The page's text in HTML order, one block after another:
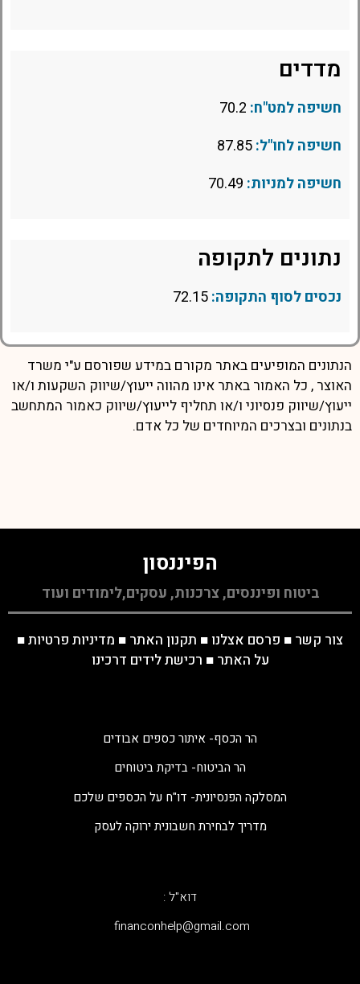
מדדים
חשיפה למט"ח:
חשיפה לחו"ל:
חשיפה למניות:
נתונים לתקופה
נכסים לסוף התקופה:
הנתונים המופיעים באתר מקורם במידע שפורסם ע"י משרד
האוצר , כל האמור באתר אינו מהווה ייעוץ/שיווק השקעות ו/או
ייעוץ/שיווק פנסיוני ו/או תחליף לייעוץ/שיווק כאמור המתחשב
בנתונים ובצרכים המיוחדים של כל אדם.
הפיננסון
ביטוח ופיננסים, צרכנות, עסקים,לימודים ועוד
צור קשר ■ פרסם אצלנו ■ תקנון האתר ■ מדיניות פרטיות■
על האתר ■ רכישת לידים דרכינו
הר הכסף- איתור כספים אבודים
הר הביטוח- בדיקת ביטוחים
המסלקה הפנסיונית- דו"ח על הכספים שלכם
מדריך לבחירת חשבונית ירוקה לעסק
דוא"ל :
‫financonhelp@gmail.com‬